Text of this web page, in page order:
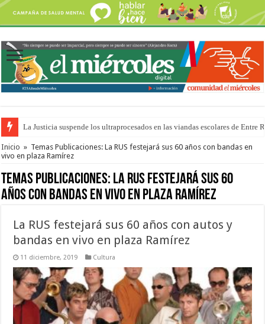
La Justicia suspende los ultraprocesados en las viandas escolares de Entre
Se presentará la obra “La Runfla de los Macanos”
Inicio » Temas Publicaciones: La RUS festejará sus 60 años con bandas en
vivo en plaza Ramírez
Temas Publicaciones: La RUS festejará sus 60
años con bandas en vivo en plaza Ramírez
La RUS festejará sus 60 años con autos y
bandas en vivo en plaza Ramírez
11 diciembre, 2019 Cultura